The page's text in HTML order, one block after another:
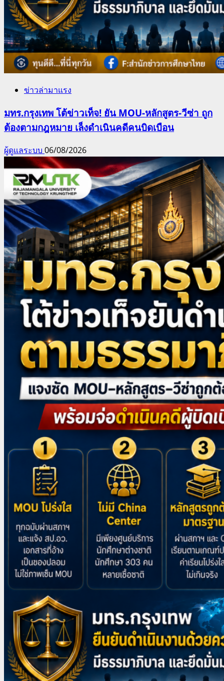
ข่าวล่ามาแรง
มทร.กรุงเทพ โต้ข่าวเท็จ! ยัน MOU-หลักสูตร-วีซ่า ถูก
ต้องตามกฎหมาย เล็งดำเนินคดีคนบิดเบือน
ผู้ดูแลระบบ 06/08/2026